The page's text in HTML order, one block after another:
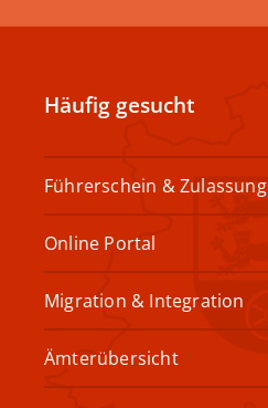
Häufig gesucht
Führerschein & Zulassung
Online Portal
Migration & Integration
Ämterübersicht